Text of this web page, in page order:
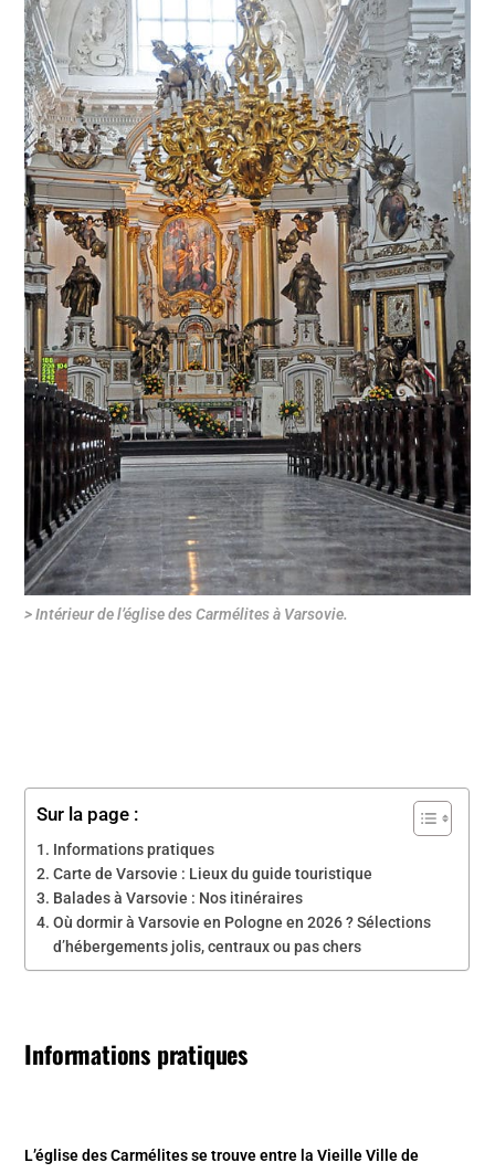
> Intérieur de l’église des Carmélites à Varsovie.
Sur la page :
Informations pratiques
Carte de Varsovie : Lieux du guide touristique
Balades à Varsovie : Nos itinéraires
Où dormir à Varsovie en Pologne en 2026 ? Sélections
d’hébergements jolis, centraux ou pas chers
Informations pratiques
L’église des Carmélites se trouve entre la Vieille Ville de